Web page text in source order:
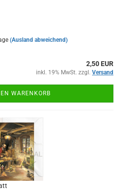
(Ausland abweichend)
2,50 EUR
inkl. 19% MwSt. zzgl. Versand
WARENKORB